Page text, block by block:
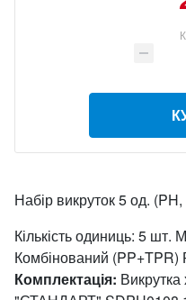
Набір викруток 5 од.
Кількість одиниць: 5 шт.
Комбінований (PP+TPR)
Комплектація: